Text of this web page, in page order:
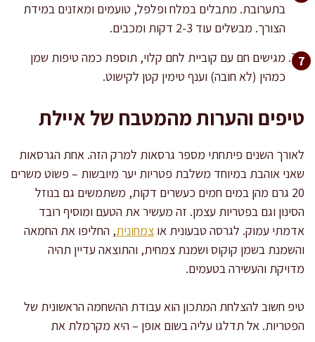
בתערובת. מתבלים במלח ופלפל, טועמים ומאזנים במידת
הצורך. מבשלים עוד 2-3 דקות ומכבים.
מגישים חם עם קוביית לחם קלוי, תוספת כמה טיפות שמן
כמהין (לא חובה) וענף טימין קטן לקישוט.
טיפים והערות מהמטבח של איילת
לאורך השנים פיתחתי מספר גרסאות למרק הזה. אחת הגרסאות
שאני אוהבת במיוחד משלבת פטריות יער מיובשות – פשוט משרים
20 גרם מהן במים חמים כעשרים דקות, משתמשים גם בנוזל
הסינון וגם בפטריות עצמן. זה מעשיר את הטעם ומוסיף רובד
אדמתי עמוק. לגרסה טבעונית או צמחונית, החליפו את החמאה
והשמנת בשמן קוקוס ושמנת צמחית, והתוצאה עדיין תהיה
מדויקת והעשירה בטעמים.
טיפ חשוב להצלחת המתכון הוא עבודת ההשחמה הראשונית של
הפטריות. אל תדלגו עליה בשום אופן – היא מקרמלת את